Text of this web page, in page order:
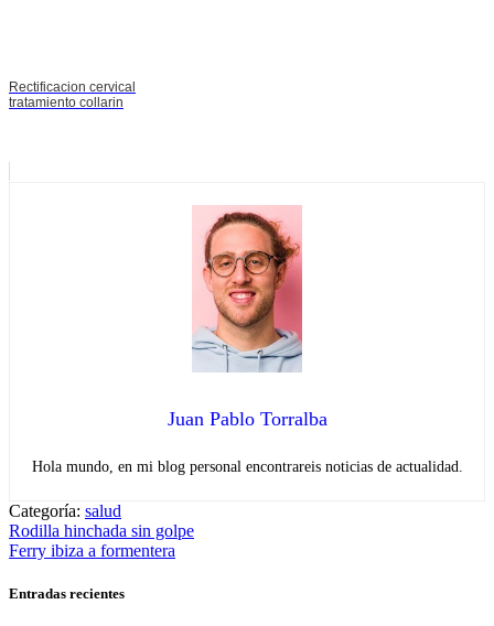
Rectificacion cervical
tratamiento collarin
Juan Pablo Torralba
Hola mundo, en mi blog personal encontrareis noticias de actualidad.
Categoría: salud
Navegación
de
entradas
Entrada
anterior:
Rodilla hinchada sin golpe
Entrada
Ferry ibiza a formentera
Entradas recientes